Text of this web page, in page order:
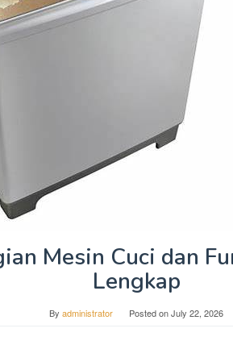
Mesin Cuci dan
Lengkap
By administrator Posted onJuly 22, 2026